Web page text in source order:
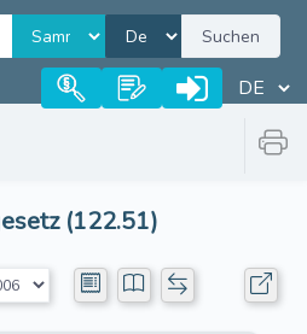
Suchen
(122.51)